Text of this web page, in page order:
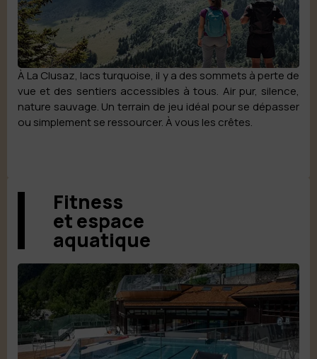
À La Clusaz, lacs turquoise, il y a des sommets à perte de
vue et des sentiers accessibles à tous. Air pur, silence,
nature sauvage. Un terrain de jeu idéal pour se dépasser
ou simplement se ressourcer. À vous les crêtes.
Fitness
et espace
aquatique